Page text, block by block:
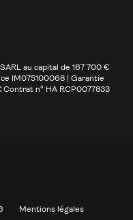
au capital de 167 700 €
IM075100068 | Garantie
Contrat n° HA RCP0077833
Mentions légales